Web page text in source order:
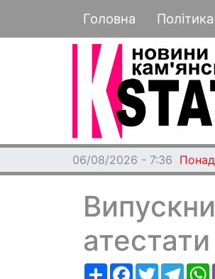
Основная
Головна Політика
06/08/2026 - 7:36
атестати
РесурсFacebook
Twitter